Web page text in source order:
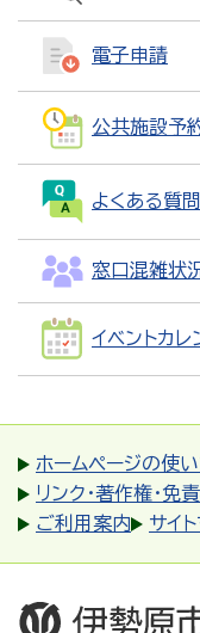
電子申請
公共施設予
よくある質問
窓口混雑状
イベントカレ
ホームページの使
リンク・著作権・免
ご利用案内
サイ